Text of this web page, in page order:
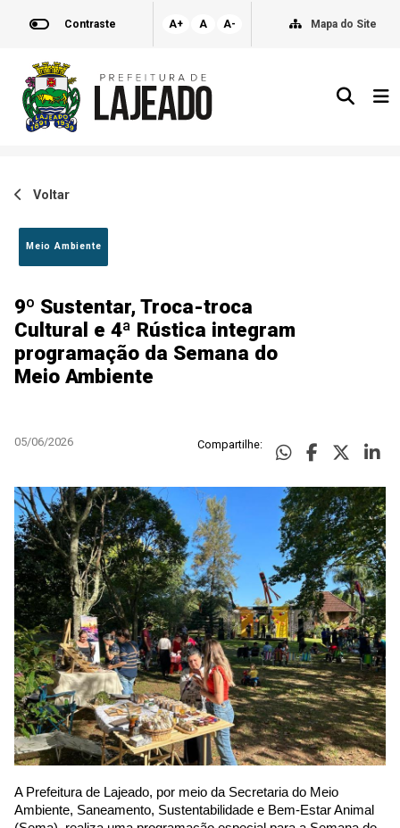
Contraste A+ A A- Mapa do Site
Voltar
Meio Ambiente
9º Sustentar, Troca-troca
Cultural e 4ª Rústica integram
programação da Semana do
Meio Ambiente
05/06/2026 Compartilhe:
A Prefeitura de Lajeado, por meio da Secretaria do Meio
Ambiente, Saneamento, Sustentabilidade e Bem-Estar Animal